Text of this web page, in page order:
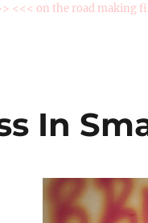
<<< on the road making
In